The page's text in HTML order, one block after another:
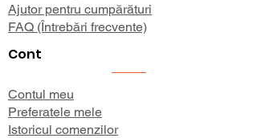
Ajutor pentru cumpărături
FAQ (Întrebări frecvente)
Cont
Contul meu
Preferatele mele
Istoricul comenzilor